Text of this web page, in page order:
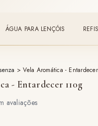
ÁGUA PARA LENÇÓIS REFIS
> Vela Aromática -
- Entardecer 110g